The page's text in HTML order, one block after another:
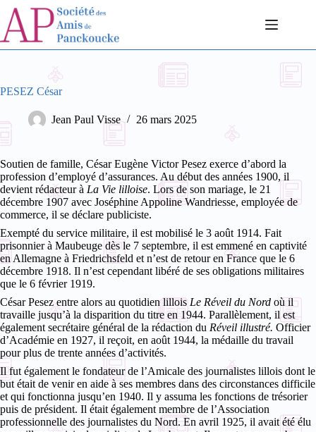
Passer
contenu
PESEZ César
Jean Paul Visse 26 mars 2025
Soutien de famille, César Eugène Victor Pesez exerce d’abord la
profession d’employé d’assurances. Au début des années 1900, il
devient rédacteur à La Vie lilloise. Lors de son mariage, le 21
décembre 1907 avec Joséphine Appoline Wandriesse, employée de
commerce, il se déclare publiciste.
Exempté du service militaire, il est mobilisé le 3 août 1914. Fait
prisonnier à Maubeuge dès le 7 septembre, il est emmené en captivité
en Allemagne à Friedrichsfeld et n’est de retour en France que le 6
décembre 1918. Il n’est cependant libéré de ses obligations militaires
que le 6 février 1919.
César Pesez entre alors au quotidien lilloisLe Réveil du Nord où il
travaille jusqu’à la disparition du titre en 1944. Parallèlement, il est
également secrétaire général de la rédaction du Réveil illustré. Officier
d’Académie en 1927, il reçoit, en août 1944, la médaille du travail
pour plus de trente années d’activités.
Il fut également le fondateur de l’Amicale des journalistes lillois dont le
but était de venir en aide à ses membres dans des circonstances difficile
et qui fonctionna jusqu’en 1940. Il y assuma les fonctions de trésorier
puis de président. Il était également membre de l’Association
professionnelle des journalistes du Nord. En avril 1925, il avait été élu